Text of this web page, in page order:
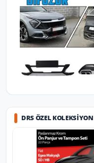
DRS ÖZEL KOLEKSIYON